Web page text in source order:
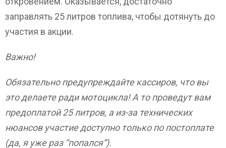
заправлять 25 литров топлива, чтобы дотянуть до
участия в акции.
Важно!
Обязательно предупреждайте кассиров, что вы
это делаете ради мотоцикла! А то проведут вам
предоплатой 25 литров, а из-за технических
нюансов участие доступно только попостоплате
(да, я уже раз “попался”).